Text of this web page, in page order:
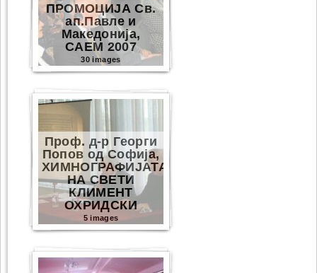
ПРОМОЦИЈА Св.
ап.Павле и
Македонија,
САЕМ 2007
30 images
Проф. д-р Георги
Попов од Софија,
ХИМНОГРАФИЈАТА
НА СВЕТИ
КЛИМЕНТ
ОХРИДСКИ
5 images